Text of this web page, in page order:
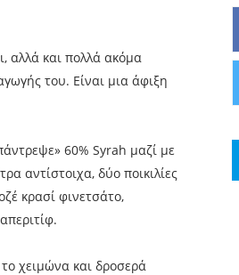
αλλά και πολλά ακόμα
του. Eίναι μια άφιξη
60% Syrah μαζί με
αντίστοιχα, δύο ποικιλίες
κρασί φινετσάτο,
χειμώνα και δροσερά